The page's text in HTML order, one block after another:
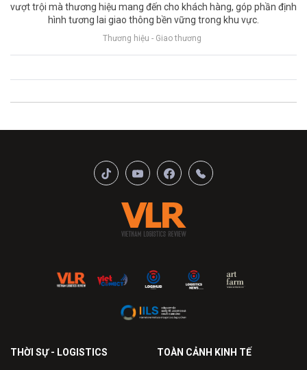
vượt trội mà thương hiệu mang đến cho khách hàng, góp phần định
hình tương lai giao thông bền vững trong khu vực.
Thương hiệu - Giao thương
THỜI SỰ - LOGISTICS TOÀN CẢNH KINH TẾ